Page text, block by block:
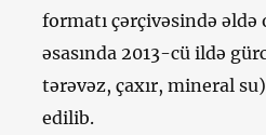
formatı çərçivəsində əldə
əsasında 2013-cü ildə
tərəvəz, çaxır, mineral
edilib.